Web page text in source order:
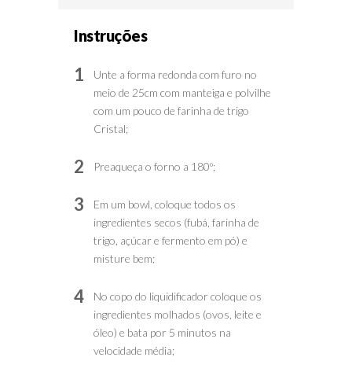
Instruções
1
Unte a forma redonda com furo no
meio de 25cm com manteiga e polvilhe
com um pouco de farinha de trigo
Cristal;
2 Preaqueça o forno a 180º;
3
Em um bowl, coloque todos os
ingredientes secos (fubá, farinha de
trigo, açúcar e fermento em pó) e
misture bem;
4
No copo do liquidificador coloque os
ingredientes molhados (ovos, leite e
óleo) e bata por 5 minutos na
velocidade média;